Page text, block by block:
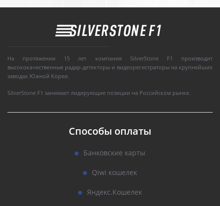
На протяжении 15 лет компания SilverStone F1 производит
высококачественные радар-детекторы и видеорегистраторы на крупнейших
заводах Южной Кореи.
SilverStone F1 занимает лидирующие позиции на Российском рынке.
Способы оплаты
Банковские карты
Qiwi кошелек
Яндекс.Кошелек